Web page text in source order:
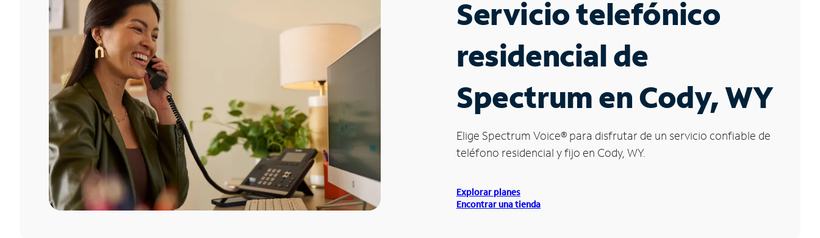
Servicio telefónico
residencial de
Spectrum en Cody, WY
Elige Spectrum Voice® para disfrutar de un servicio confiable de
teléfono residencial y fijo en Cody, WY.
Explorar planes
Encontrar una tienda